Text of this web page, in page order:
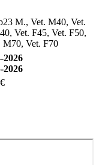
M., Vet. M40, Vet.
Vet. F45, Vet. F50,
M70, Vet. F70
2026
2026